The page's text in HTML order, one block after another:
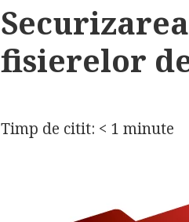
fisierelor
Timp de citit: < 1 minute